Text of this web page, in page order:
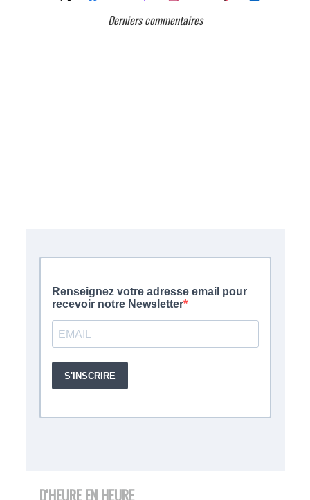
Derniers commentaires
D'HEURE EN HEURE